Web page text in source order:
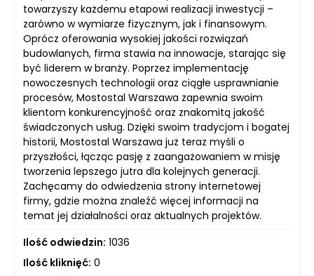
towarzyszy każdemu etapowi realizacji inwestycji –
zarówno w wymiarze fizycznym, jak i finansowym.
Oprócz oferowania wysokiej jakości rozwiązań
budowlanych, firma stawia na innowacje, starając się
być liderem w branży. Poprzez implementację
nowoczesnych technologii oraz ciągłe usprawnianie
procesów, Mostostal Warszawa zapewnia swoim
klientom konkurencyjność oraz znakomitą jakość
świadczonych usług. Dzięki swoim tradycjom i bogatej
historii, Mostostal Warszawa już teraz myśli o
przyszłości, łącząc pasję z zaangażowaniem w misję
tworzenia lepszego jutra dla kolejnych generacji.
Zachęcamy do odwiedzenia strony internetowej
firmy, gdzie można znaleźć więcej informacji na
temat jej działalności oraz aktualnych projektów.
Ilość odwiedzin: 1036
Ilość kliknięć: 0